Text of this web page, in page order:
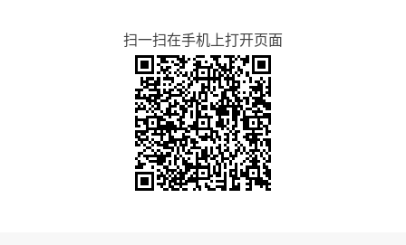
扫一扫在手机上打开页面